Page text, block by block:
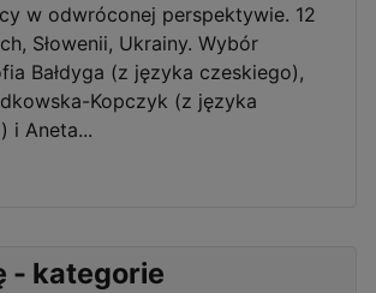
- kategorie
w odwróconej perspektywie. 12
Słowenii, Ukrainy. Wybór
Bałdyga (z języka czeskiego),
Kopczyk (z języka
i Aneta...